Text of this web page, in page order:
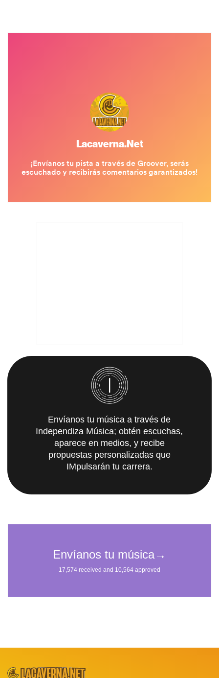
Envíanos tu música a través de
Independiza Música; obtén escuchas,
aparece en medios, y recibe
propuestas personalizadas que
IMpulsarán tu carrera.